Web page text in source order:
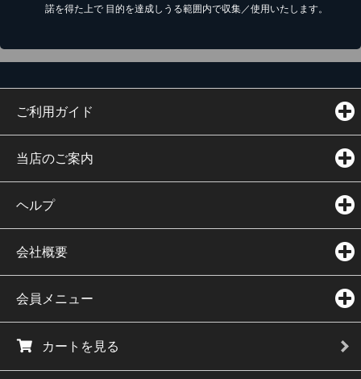
諾を得た上で 目的を達成しうる範囲内で収集／使用いたします。
ご利用ガイド
当店のご案内
ヘルプ
会社概要
会員メニュー
カートを見る